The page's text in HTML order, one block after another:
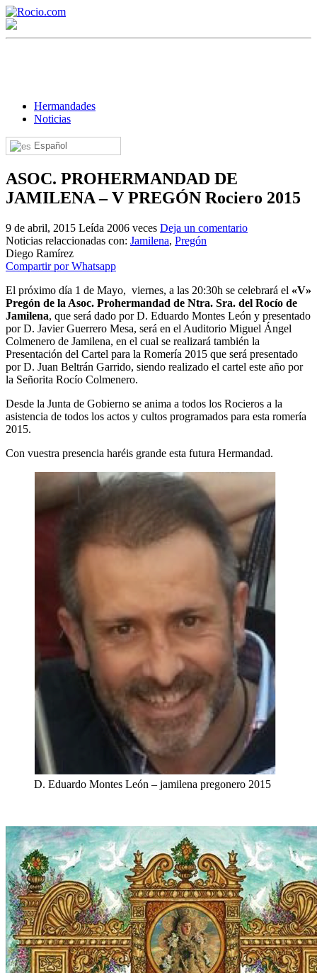
Hermandades
Noticias
Español
ASOC. PROHERMANDAD DE
JAMILENA – V PREGÓN Rociero 2015
9 de abril, 2015 Leída 2006 veces Deja un comentario
Noticias relaccionadas con: Jamilena, Pregón
Diego Ramírez
Compartir por Whatsapp
El próximo día 1 de Mayo, viernes, a las 20:30h se celebrará el «V»
Pregón de la Asoc. Prohermandad de Ntra. Sra. del Rocío de
Jamilena, que será dado por D. Eduardo Montes León y presentado
por D. Javier Guerrero Mesa, será en el Auditorio Miguel Ángel
Colmenero de Jamilena, en el cual se realizará también la
Presentación del Cartel para la Romería 2015 que será presentado
por D. Juan Beltrán Garrido, siendo realizado el cartel este año por
la Señorita Rocío Colmenero.
Desde la Junta de Gobierno se anima a todos los Rocieros a la
asistencia de todos los actos y cultos programados para esta romería
2015.
Con vuestra presencia haréis grande esta futura Hermandad.
D. Eduardo Montes León – jamilena pregonero 2015
¡Bienvenido! Soy el asistente virtual de rocio.com.
¿En qué puedo ayudarte?
Historia de la Virgen del Rocío
¿Cuándo es la romería del Rocío?
¿Cuándo se construyó la primera ermita?
El traslado cada siete años
¿Cuales son los actos principales que se celebran en el
Rocío?
En el Rocío, ¿dónde me alojo?